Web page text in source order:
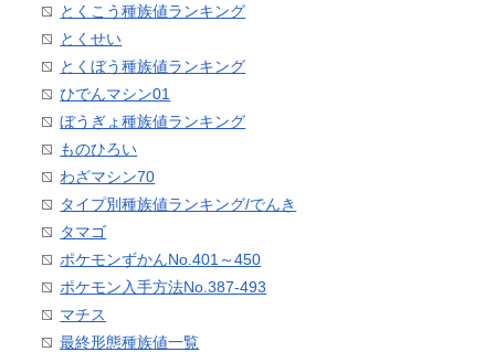
とくこう種族値ランキング
とくせい
とくぼう種族値ランキング
ひでんマシン01
ぼうぎょ種族値ランキング
ものひろい
わざマシン70
タイプ別種族値ランキング/でんき
タマゴ
ポケモンずかんNo.401～450
ポケモン入手方法No.387-493
マチス
最終形態種族値一覧